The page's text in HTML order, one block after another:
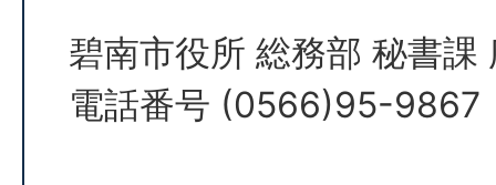
碧南市役所 総務部 秘書課
電話番号 (0566)95-9867